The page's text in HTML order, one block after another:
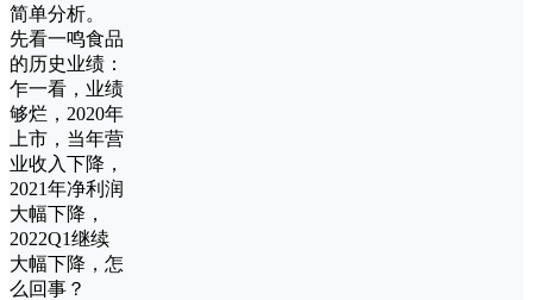
简单分析。
先看一鸣食品
的历史业绩：
乍一看，业绩
够烂，2020年
上市，当年营
业收入下降，
2021年净利润
大幅下降，
2022Q1继续
大幅下降，怎
么回事？